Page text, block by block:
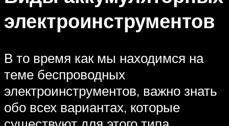
электроинструментов
В то время как мы находимся на
теме беспроводных
электроинструментов, важно знать
обо всех вариантах, которые